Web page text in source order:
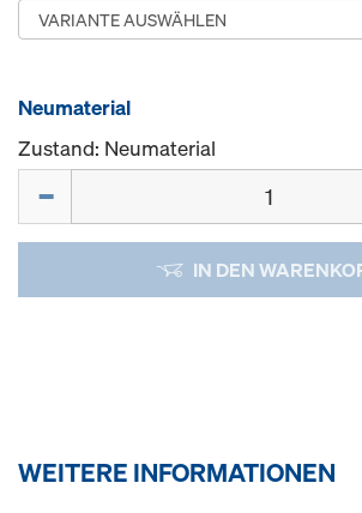
Neumaterial
Zustand: Neumaterial
IN DEN
WEITERE INFORMATIONEN